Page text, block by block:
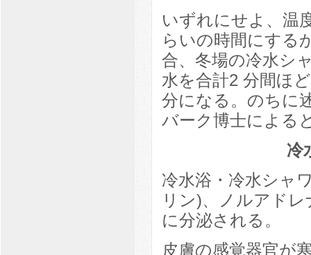
いずれにせよ、温
らいの時間にする
合、冬場の冷水シ
水を合計2 分間ほ
分になる。のちに
バーク博士による
冷
冷水浴・冷水シャ
リン)、ノルアド
に分泌される。
皮膚の感覚器官が